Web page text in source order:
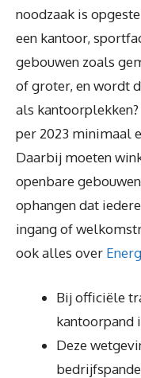
noodzaak is
een kantoor,
gebouwen zoals
of groter, en wordt
als
per 2023 minimaal
Daarbij moeten
openbare
ophangen dat
ingang of
ook alles over
Bij officiële
kantoorpand
Deze